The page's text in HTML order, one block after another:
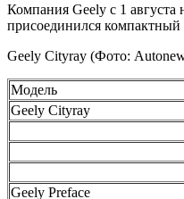
Компания Geely с 1 августа
присоединился компактный
Geely Cityray (Фото:
Модель
Geely Cityray
Geely Preface